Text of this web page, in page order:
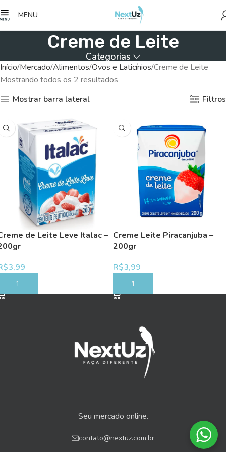
MENU
Creme de Leite
Categorias
Início Mercado Alimentos Ovos e Laticínios Creme de Leite
Mostrando todos os 2 resultados
Mostrar barra lateral
Filtros
de Leite Leve Italac –
3,99
COMPRAR
Creme Leite Piracanjuba –
200gr
R$3,99
COMPRAR
Seu mercado online.
contato@nextuz.com.br